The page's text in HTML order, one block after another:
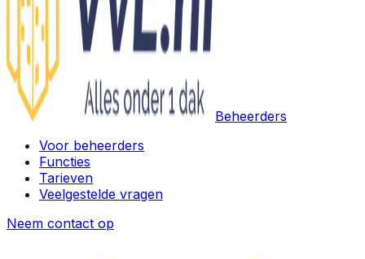
Beheerders
Voor beheerders
Functies
Tarieven
Veelgestelde vragen
Neem contact op